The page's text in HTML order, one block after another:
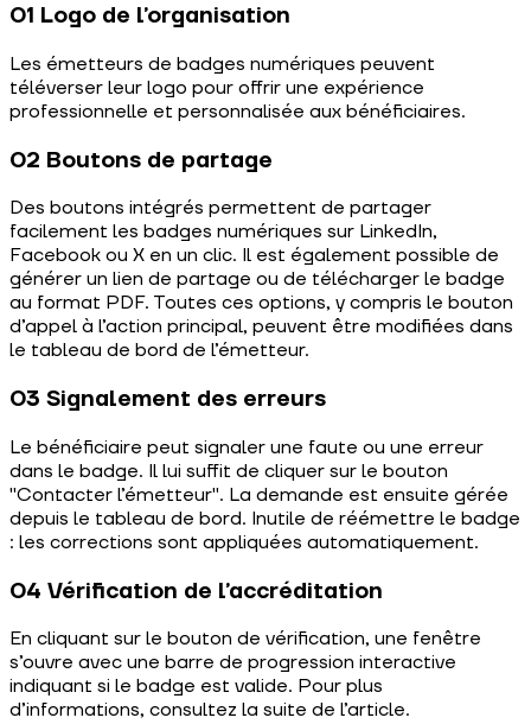
01 Logo de l’organisation
Les émetteurs de badges numériques peuvent
téléverser leur logo pour offrir une expérience
professionnelle et personnalisée aux bénéficiaires.
02 Boutons de partage
Des boutons intégrés permettent de partager
facilement les badges numériques sur LinkedIn,
Facebook ou X en un clic. Il est également possible de
générer un lien de partage ou de télécharger le badge
au format PDF. Toutes ces options, y compris le bouton
d’appel à l’action principal, peuvent être modifiées dans
le tableau de bord de l’émetteur.
03 Signalement des erreurs
Le bénéficiaire peut signaler une faute ou une erreur
dans le badge. Il lui suffit de cliquer sur le bouton
"Contacter l’émetteur". La demande est ensuite gérée
depuis le tableau de bord. Inutile de réémettre le badge
: les corrections sont appliquées automatiquement.
04 Vérification de l’accréditation
En cliquant sur le bouton de vérification, une fenêtre
s’ouvre avec une barre de progression interactive
indiquant si le badge est valide. Pour plus
d’informations, consultez la suite de l’article.